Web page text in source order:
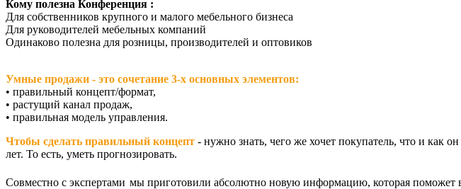
Кому полезна Конференция :
Для собственников крупного и малого мебельного бизнеса
Для руководителей мебельных компаний
Одинаково полезна для розницы, производителей и оптовиков
Умные продажи - это сочетание 3-х основных элементов:
• правильный концепт/формат,
• растущий канал продаж,
• правильная модель управления.
Чтобы сделать правильный концепт - нужно знать, чего же хочет покупатель, что и как
лет. То есть, уметь прогнозировать.
Совместно с экспертами мы приготовили абсолютно новую информацию, которая поможет